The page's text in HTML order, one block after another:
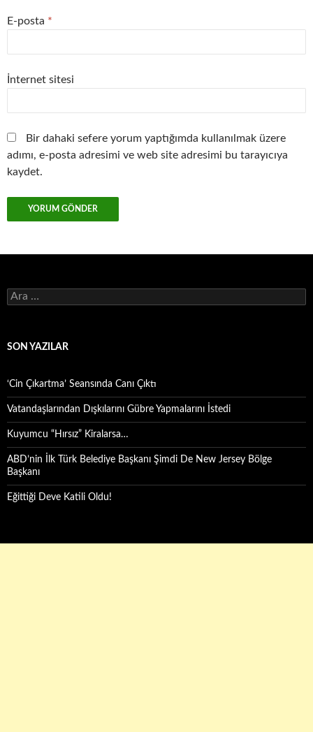
E-posta *
İnternet sitesi
Bir dahaki sefere yorum yaptığımda kullanılmak üzere
adımı, e-posta adresimi ve web site adresimi bu tarayıcıya
kaydet.
Arama:
SON YAZILAR
‘Cin Çıkartma’ Seansında Canı Çıktı
Vatandaşlarından Dışkılarını Gübre Yapmalarını İstedi
Kuyumcu “Hırsız” Kiralarsa…
ABD’nin İlk Türk Belediye Başkanı Şimdi De New Jersey Bölge
Başkanı
Eğittiği Deve Katili Oldu!